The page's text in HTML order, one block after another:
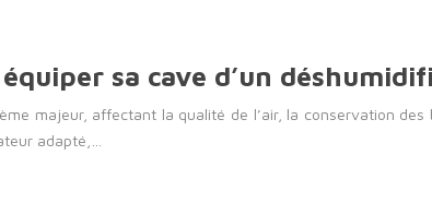
sa cave d’un
majeur, affectant la qualité de l’air, la conservation
adapté,…